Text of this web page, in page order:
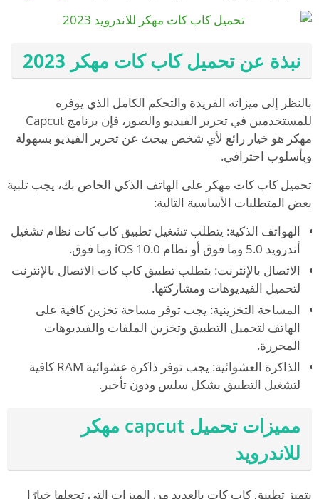
نبذة عن تحميل كاب كات مهكر 2023
بالنظر إلى ميزاته الفريدة والتحكم الكامل الذي يوفره
للمستخدمين في تحرير الفيديو والصور، فإن برنامج Capcut
مهكر هو خيار رائع لأي شخص يبحث عن تحرير الفيديو بسهولة
وبأسلوب احترافي.
تحميل كاب كات مهكر على الهاتف الذكي الخاص بك، يجب تلبية
بعض المتطلبات الأساسية التالية:
الهواتف الذكية: يتطلب تشغيل تطبيق كاب كات نظام تشغيل
أندرويد 5.0 وما فوق أو نظام iOS 10.0 وما فوق.
الاتصال بالإنترنت: يتطلب تطبيق كاب كات الاتصال بالإنترنت
لتحميل الفيديوهات ومشاركتها.
المساحة التخزينية: يجب توفر مساحة تخزين كافية على
الهاتف لتحميل التطبيق وتخزين الملفات والفيديوهات
المحررة.
الذاكرة العشوائية: يجب توفر ذاكرة عشوائية RAM كافية
لتشغيل التطبيق بشكل سلس ودون تأخير.
مميزات تحميل capcut مهكر
للاندرويد
يتميز تطبيق كاب كات بالعديد من الميزات التي تجعلها خيارًا